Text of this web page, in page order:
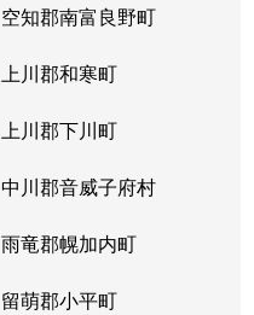
空知郡南富良野町
上川郡和寒町
上川郡下川町
中川郡音威子府村
雨竜郡幌加内町
留萌郡小平町